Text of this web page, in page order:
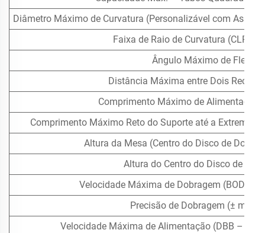
Diâmetro Máximo de Curvatura (Personalizável com
Faixa de Raio de Curvatura (CLR
Ângulo Máximo de Flexão
Distância Máxima entre Dois Recuos
Comprimento Máximo de Alimentação
Comprimento Máximo Reto do Suporte até a
Altura da Mesa (Centro do Disco de
Altura do Centro do Disco de
Velocidade Máxima de Dobragem (BOD –
Precisão de Dobragem (± mm
Velocidade Máxima de Alimentação (DBB –